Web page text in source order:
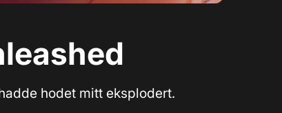
hodet mitt eksplodert.